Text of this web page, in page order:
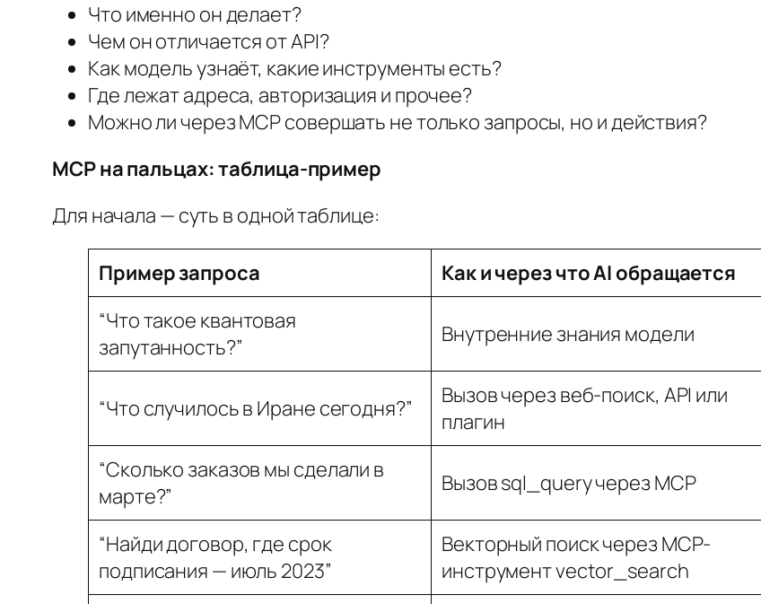
Что именно он делает?
Чем он отличается от API?
Как модель узнаёт, какие инструменты есть?
Где лежат адреса, авторизация и прочее?
Можно ли через MCP совершать не только запросы, но и действия?
MCP на пальцах: таблица-пример
Для начала — суть в одной таблице:
Пример запроса Как и через что AI обращается
“Что такое квантовая
запутанность?”
Внутренние знания модели
“Что случилось в Иране сегодня?”
Вызов через веб-поиск, API или
плагин
“Сколько заказов мы сделали в
марте?”
Вызов sql_query через MCP
“Найди договор, где срок
подписания — июль 2023”
Векторный поиск через MCP-
инструмент vector_search